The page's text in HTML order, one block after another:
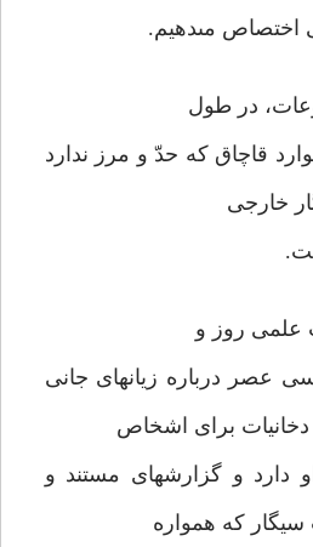
اختصاص مى‏دهيم.
در طول
قاچاق كه حدّ و مرز ندارد
علمى روز و
عصر درباره زيانهاى جانى
براى اشخاص
دارد و گزارشهاى مستند و
سيگار كه همواره